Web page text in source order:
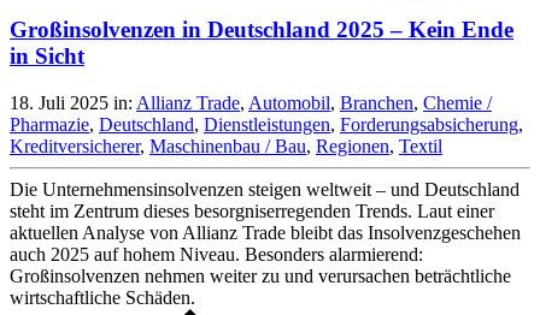
Großinsolvenzen in Deutschland 2025 – Kein Ende
in Sicht
18. Juli 2025 in: Allianz Trade, Automobil, Branchen, Chemie /
Pharmazie, Deutschland, Dienstleistungen, Forderungsabsicherung,
Kreditversicherer, Maschinenbau / Bau, Regionen, Textil
Die Unternehmensinsolvenzen steigen weltweit – und Deutschland
steht im Zentrum dieses besorgniserregenden Trends. Laut einer
aktuellen Analyse von Allianz Trade bleibt das Insolvenzgeschehen
auch 2025 auf hohem Niveau. Besonders alarmierend:
Großinsolvenzen nehmen weiter zu und verursachen beträchtliche
wirtschaftliche Schäden.